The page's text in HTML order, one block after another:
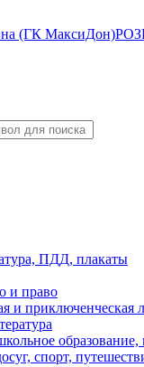
(ГК МаксиДон)
ПДД, плакаты
и право
и приключенческая
образование,
спорт,